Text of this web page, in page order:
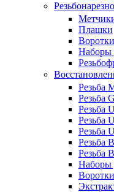
Плашки
Наборы
Резьба
Резьба
Резьба
Резьба
Резьба
Резьба
Резьба
Наборы